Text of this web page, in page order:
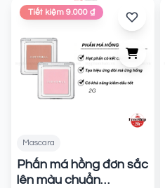
Tiết kiệm 9.000 ₫
Mascara
Phấn má hồng đơn sắc
lên màu chuẩn